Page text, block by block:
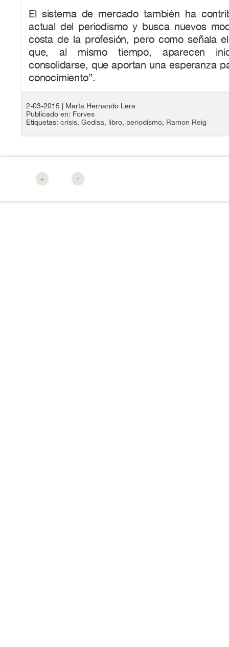
El sistema de mercado también ha
actual del periodismo y busca nuevos
costa de la profesión, pero como señala
que, al mismo tiempo, aparecen
consolidarse, que aportan una esperanza
conocimiento”.
2-03-2015
| Marta Hernando Lera
Publicado en: Forves
Etiquetas: crisis, Gedisa, libro, periodismo, Ramon Reig
‹‹ ↑